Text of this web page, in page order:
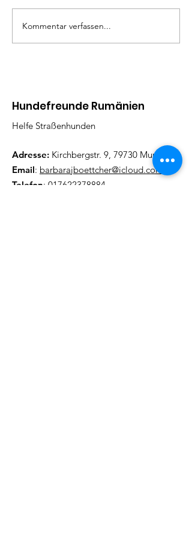
Kommentar verfassen...
Hundefreunde Rumänien
Helfe Straßenhunden
Adresse: Kirchbergstr. 9, 79730 Murg
Email: barbarajboettcher@icloud.com
Telefon: 017622378884